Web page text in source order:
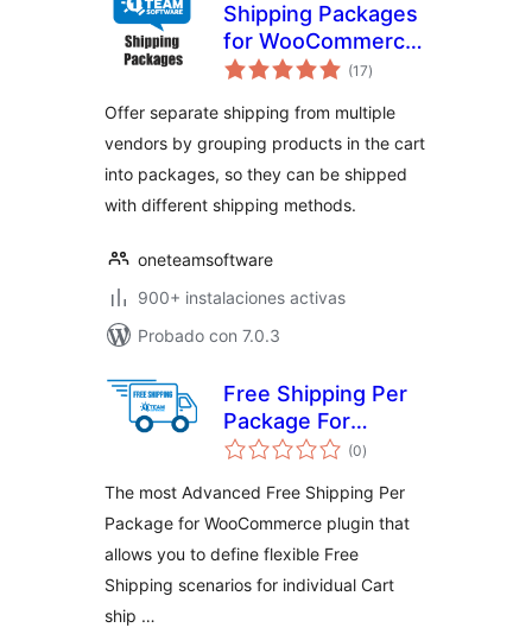
Shipping Packages
for WooCommerce
– Dropship from
like AliExpress,
eBay, Amazon, Etsy
(17total
de
)
Offer separate shipping from multiple
vendors by grouping products in the cart
into packages, so they can be shipped
with different shipping methods.
oneteamsoftware
900+ instalaciones activas
Probado con 7.0.3
Free Shipping Per
Package For
WooCommerce
(0total
de
)
The most Advanced Free Shipping Per
Package for WooCommerce plugin that
allows you to define flexible Free
Shipping scenarios for individual Cart
ship …